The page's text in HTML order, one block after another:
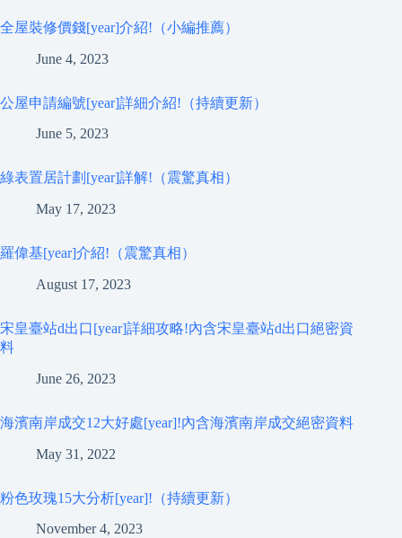
全屋裝修價錢[year]介紹!（小編推薦）
June 4, 2023
公屋申請編號[year]詳細介紹!（持續更新）
June 5, 2023
綠表置居計劃[year]詳解!（震驚真相）
May 17, 2023
羅偉基[year]介紹!（震驚真相）
August 17, 2023
宋皇臺站d出口[year]詳細攻略!內含宋皇臺站d出口絕密資
料
June 26, 2023
海濱南岸成交12大好處[year]!內含海濱南岸成交絕密資料
May 31, 2022
粉色玫瑰15大分析[year]!（持續更新）
November 4, 2023